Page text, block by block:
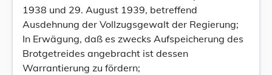
1938 und 29. August 1939, betreffend
Ausdehnung der Vollzugsgewalt der Regierung;
In Erwägung, daß es zwecks Aufspeicherung des
Brotgetreides angebracht ist dessen
Warrantierung zu fördern;